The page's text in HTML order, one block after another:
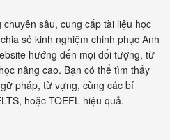
chuyên sâu, cung cấp tài liệu học
sẻ kinh nghiệm chinh phục Anh
hướng đến mọi đối tượng, từ
nâng cao. Bạn có thể tìm thấy
pháp, từ vựng, cùng các bí
hoặc TOEFL hiệu quả.